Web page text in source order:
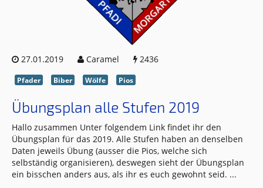
27.01.2019 Caramel 2436
Pfader Biber Wölfe Pios
Übungsplan alle Stufen 2019
Hallo zusammen Unter folgendem Link findet ihr den
Übungsplan für das 2019. Alle Stufen haben an denselben
Daten jeweils Übung (ausser die Pios, welche sich
selbständig organisieren), deswegen sieht der Übungsplan
ein bisschen anders aus, als ihr es euch gewohnt seid. ...